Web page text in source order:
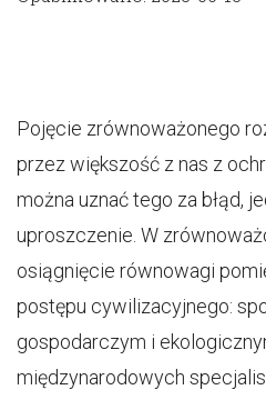
Pojęcie zrównoważonego
przez większość z nas z
można uznać tego za błąd,
uproszczenie. W
osiągnięcie równowagi
postępu cywilizacyjnego:
gospodarczym i
międzynarodowych